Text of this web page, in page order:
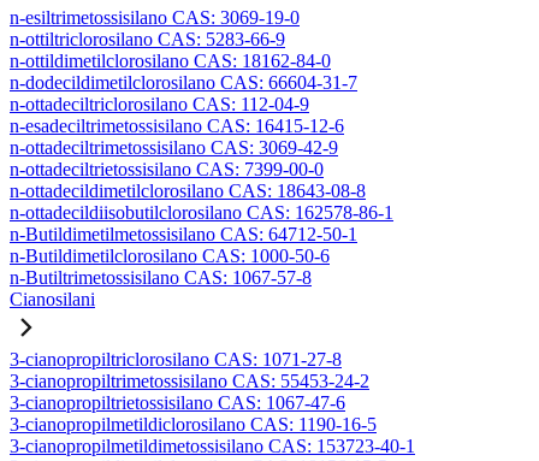
n-esiltrimetossisilano CAS: 3069-19-0
n-ottiltriclorosilano CAS: 5283-66-9
n-ottildimetilclorosilano CAS: 18162-84-0
n-dodecildimetilclorosilano CAS: 66604-31-7
n-ottadeciltriclorosilano CAS: 112-04-9
n-esadeciltrimetossisilano CAS: 16415-12-6
n-ottadeciltrimetossisilano CAS: 3069-42-9
n-ottadeciltrietossisilano CAS: 7399-00-0
n-ottadecildimetilclorosilano CAS: 18643-08-8
n-ottadecildiisobutilclorosilano CAS: 162578-86-1
n-Butildimetilmetossisilano CAS: 64712-50-1
n-Butildimetilclorosilano CAS: 1000-50-6
n-Butiltrimetossisilano CAS: 1067-57-8
Cianosilani
3-cianopropiltriclorosilano CAS: 1071-27-8
3-cianopropiltrimetossisilano CAS: 55453-24-2
3-cianopropiltrietossisilano CAS: 1067-47-6
3-cianopropilmetildiclorosilano CAS: 1190-16-5
3-cianopropilmetildimetossisilano CAS: 153723-40-1